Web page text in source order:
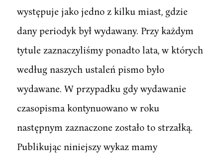
występuje jako jedno z kilku miast, gdzie
dany periodyk był wydawany. Przy każdym
tytule zaznaczyliśmy ponadto lata, w których
według naszych ustaleń pismo było
wydawane. W przypadku gdy wydawanie
czasopisma kontynuowano w roku
następnym zaznaczone zostało to strzałką.
Publikując niniejszy wykaz mamy